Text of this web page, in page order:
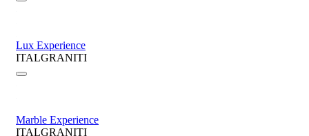
Lux Experience
ITALGRANITI
Marble Experience
ITALGRANITI